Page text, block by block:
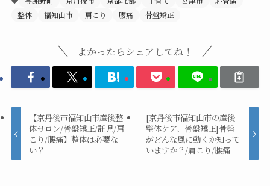
整体
福知山市 肩こり 腰痛 骨盤矯正
よかったらシェアしてね！
【京丹後市福知山市産後整
体サロン/骨盤矯正/託児/肩
こり/腰痛】整体は必要な
い？
[京丹後市福知山市の産後
整体ケア、骨盤矯正]骨盤
がどんな風に動くか知って
いますか？/肩こり/腰痛